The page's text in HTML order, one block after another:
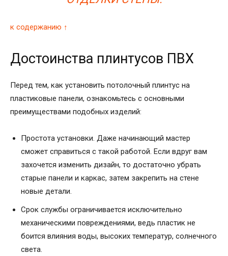
к содержанию ↑
Достоинства плинтусов ПВХ
Перед тем, как установить потолочный плинтус на
пластиковые панели, ознакомьтесь с основными
преимуществами подобных изделий:
Простота установки. Даже начинающий мастер
сможет справиться с такой работой. Если вдруг вам
захочется изменить дизайн, то достаточно убрать
старые панели и каркас, затем закрепить на стене
новые детали.
Срок службы ограничивается исключительно
механическими повреждениями, ведь пластик не
боится влияния воды, высоких температур, солнечного
света.